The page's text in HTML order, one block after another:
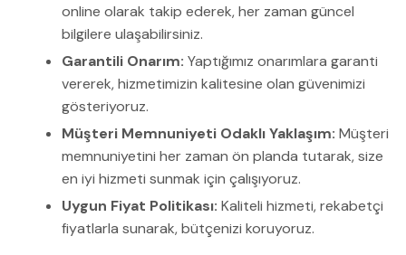
online olarak takip ederek, her zaman güncel
bilgilere ulaşabilirsiniz.
Garantili Onarım: Yaptığımız onarımlara garanti
vererek, hizmetimizin kalitesine olan güvenimizi
gösteriyoruz.
Müşteri Memnuniyeti Odaklı Yaklaşım: Müşteri
memnuniyetini her zaman ön planda tutarak, size
en iyi hizmeti sunmak için çalışıyoruz.
Uygun Fiyat Politikası: Kaliteli hizmeti, rekabetçi
fiyatlarla sunarak, bütçenizi koruyoruz.